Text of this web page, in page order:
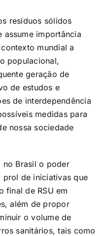
resíduos sólidos
importância
mundial a
populacional,
geração de
de estudos e
de interdependência
medidas para
nossa sociedade
no Brasil o poder
de iniciativas que
final de RSU em
além de propor
o volume de
sanitários, tais como